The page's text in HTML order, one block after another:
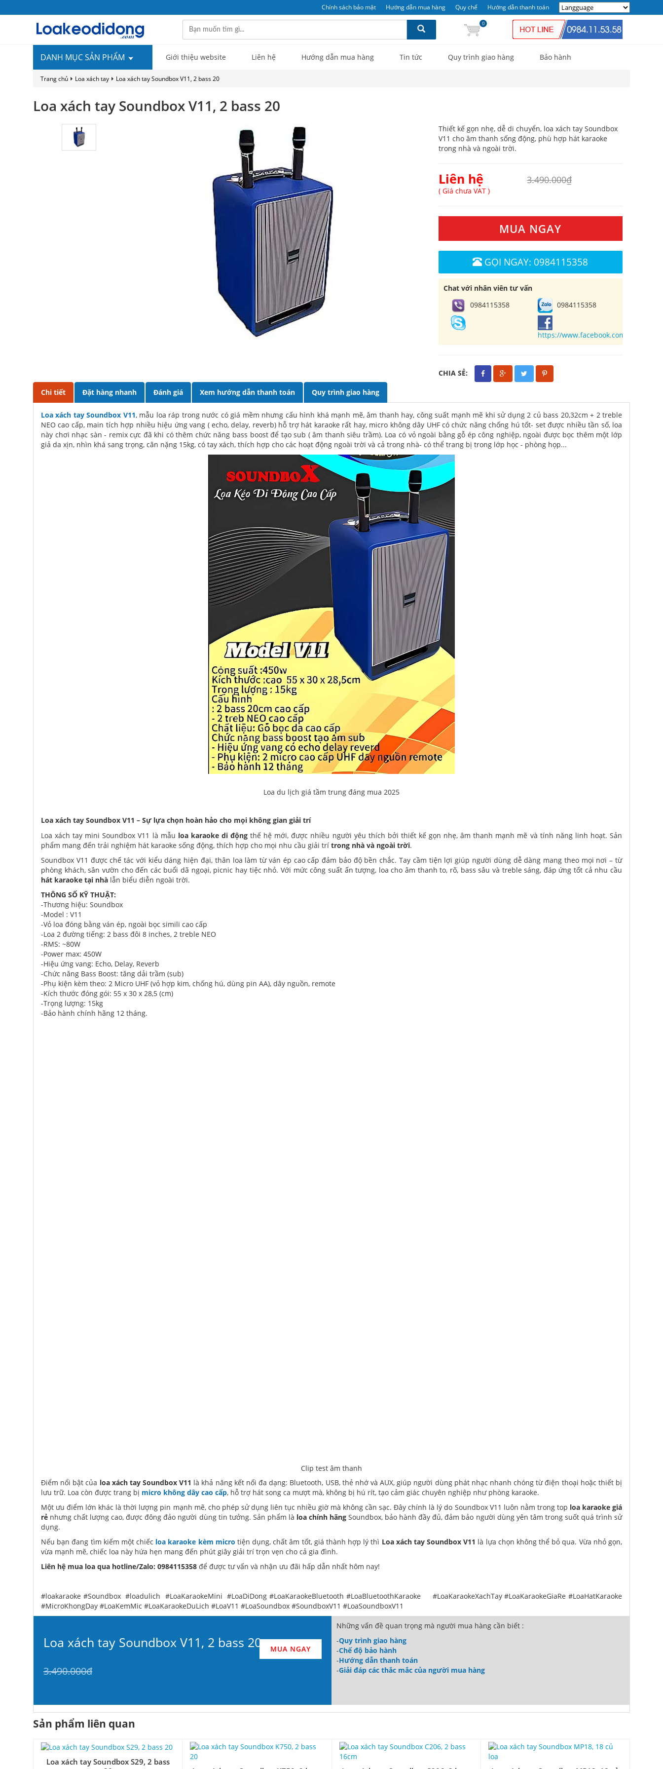
Chính sách bảo mật Hướng dẫn mua hàng Quy chế Hướng dẫn thanh toán
0
DANH MỤC SẢN PHẨM Giới thiệu website Liên hệ Hướng dẫn mua hàng Tin tức Quy trình giao hàng Bảo hành
Trang chủ Loa xách tay Loa xách tay Soundbox V11, 2 bass 20
Loa xách tay Soundbox V11, 2 bass 20
Thiết kế gọn nhẹ, dễ di chuyển, loa xách tay Soundbox
V11 cho âm thanh sống động, phù hợp hát karaoke
trong nhà và ngoài trời.
Liên hệ 3.490.000₫
( Giá chưa VAT )
MUA NGAY
GỌI NGAY: 0984115358
Chat với nhân viên tư vấn
0984115358
0984115358
https://www.facebook.com/
CHIA SẺ:
Chi tiết Đặt hàng nhanh Đánh giá Xem hướng dẫn thanh toán Quy trình giao hàng
Loa xách tay Soundbox V11, mẫu loa ráp trong nước có giá mềm nhưng cấu hình khá mạnh mẽ, âm thanh hay, công suất mạnh mẽ khi sử dụng 2 củ bass 20,32cm + 2 treble
NEO cao cấp, main tích hợp nhiều hiệu ứng vang ( echo, delay, reverb) hỗ trợ hát karaoke rất hay, micro không dây UHF có chức năng chống hú tốt- set được nhiều tần số, loa
này chơi nhạc sàn - remix cực đã khi có thêm chức năng bass boost để tạo sub ( âm thanh siêu trầm). Loa có vỏ ngoài bằng gỗ ép công nghiệp, ngoài được bọc thêm một lớp
giả da xịn, nhìn khá sang trọng, cân nặng 15kg, có tay xách, thích hợp cho các hoạt động ngoài trời và cả trong nhà- có thể trang bị trong lớp học - phòng họp...
Loa du lịch giá tầm trung đáng mua 2025
Loa xách tay Soundbox V11 – Sự lựa chọn hoàn hảo cho mọi không gian giải trí
Loa xách tay mini Soundbox V11 là mẫu loa karaoke di độngthế hệ mới, được nhiều người yêu thích bởi thiết kế gọn nhẹ, âm thanh mạnh mẽ và tính năng linh hoạt. Sản
phẩm mang đến trải nghiệm hát karaoke sống động, thích hợp cho mọi nhu cầu giải trí trong nhà và ngoài trời.
Soundbox V11 được chế tác với kiểu dáng hiện đại, thân loa làm từ ván ép cao cấp đảm bảo độ bền chắc. Tay cầm tiện lợi giúp người dùng dễ dàng mang theo mọi nơi – từ
phòng khách, sân vườn cho đến các buổi dã ngoại, picnic hay tiệc nhỏ. Với mức công suất ấn tượng, loa cho âm thanh to, rõ, bass sâu và treble sáng, đáp ứng tốt cả nhu cầu
hát karaoke tại nhà lẫn biểu diễn ngoài trời.
THÔNG SỐ KỸ THUẬT:
-Thương hiệu: Soundbox
-Model : V11
-Vỏ loa đóng bằng ván ép, ngoài bọc simili cao cấp
-Loa 2 đường tiếng: 2 bass đôi 8 inches, 2 treble NEO
-RMS: ~80W
-Power max: 450W
-Hiệu ứng vang: Echo, Delay, Reverb
-Chức năng Bass Boost: tăng dải trầm (sub)
-Phụ kiện kèm theo: 2 Micro UHF (vỏ hợp kim, chống hú, dùng pin AA), dây nguồn, remote
-Kích thước đóng gói: 55 x 30 x 28,5 (cm)
-Trọng lượng: 15kg
-Bảo hành chính hãng 12 tháng.
Clip test âm thanh
Điểm nổi bật của loa xách tay Soundbox V11 là khả năng kết nối đa dạng: Bluetooth, USB, thẻ nhớ và AUX, giúp người dùng phát nhạc nhanh chóng từ điện thoại hoặc thiết bị
lưu trữ. Loa còn được trang bị micro không dây cao cấp, hỗ trợ hát song ca mượt mà, không bị hú rít, tạo cảm giác chuyên nghiệp như phòng karaoke.
Một ưu điểm lớn khác là thời lượng pin mạnh mẽ, cho phép sử dụng liên tục nhiều giờ mà không cần sạc. Đây chính là lý do Soundbox V11 luôn nằm trong top loa karaoke giá
rẻ nhưng chất lượng cao, được đông đảo người dùng tin tưởng. Sản phẩm là loa chính hãng Soundbox, bảo hành đầy đủ, đảm bảo người dùng yên tâm trong suốt quá trình sử
dụng.
Nếu bạn đang tìm kiếm một chiếc loa karaoke kèm micro tiện dụng, chất âm tốt, giá thành hợp lý thì Loa xách tay Soundbox V11 là lựa chọn không thể bỏ qua. Vừa nhỏ gọn,
vừa mạnh mẽ, chiếc loa này hứa hẹn mang đến phút giây giải trí trọn vẹn cho cả gia đình.
Liên hệ mua loa qua hotline/Zalo: 0984115358 để được tư vấn và nhận ưu đãi hấp dẫn nhất hôm nay!
#loakaraoke #Soundbox #loadulich #LoaKaraokeMini #LoaDiDong #LoaKaraokeBluetooth #LoaBluetoothKaraoke #LoaKaraokeXachTay #LoaKaraokeGiaRe #LoaHatKaraoke
#MicroKhongDay #LoaKemMic #LoaKaraokeDuLich #LoaV11 #LoaSoundbox #SoundboxV11 #LoaSoundboxV11
Loa xách tay Soundbox V11, 2 bass 20
3.490.000đ
MUA NGAY
Những vấn đề quan trọng mà người mua hàng cần biết :
-Quy trình giao hàng
-Chế độ bảo hành
-Hướng dẫn thanh toán
-Giải đáp các thắc mắc của người mua hàng
Sản phẩm liên quan
Loa xách tay Soundbox S29, 2 bass